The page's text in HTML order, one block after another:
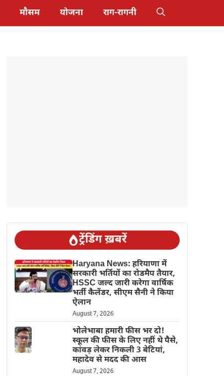
मौसम योजना राग-रागनी
ट्रेंडिंग ख़बरें
Haryana News: हरियाणा में
सरकारी भर्तियों का रोडमैप तैयार,
HSSC जल्द जारी करेगा वार्षिक
भर्ती कैलेंडर, सीएम सैनी ने किया
ऐलान
August 7, 2026
भोलेभाबा हमारी फीस भर दो!
स्कूल की फीस के लिए नहीं थे पैसे,
कांवड़ लेकर निकली 3 बेटियां,
महादेव से मदद की आस
August 7, 2026